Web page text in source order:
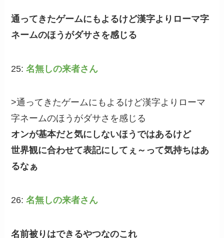
通ってきたゲームにもよるけど漢字よりローマ字
ネームのほうがダサさを感じる
25:名無しの来者さん
>通ってきたゲームにもよるけど漢字よりローマ
字ネームのほうがダサさを感じる
オンが基本だと気にしないほうではあるけど
世界観に合わせて表記にしてぇ～って気持ちはあ
るなぁ
26:名無しの来者さん
名前被りはできるやつなのこれ